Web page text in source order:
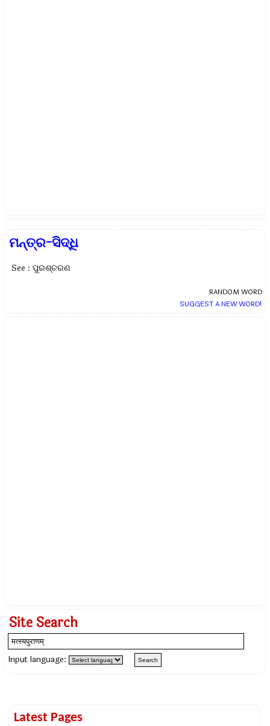
ମନ୍ତ୍ର-ସିଦ୍ଧି
See : ପୁରଶ୍ଚରଣ
RANDOM WORD
SUGGEST A NEW WORD!
Site Search
Input language:
Latest Pages